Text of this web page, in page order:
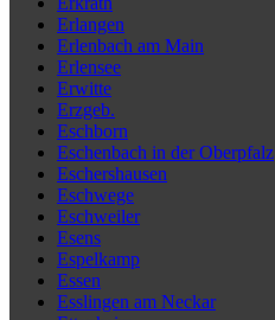
Erlangen
Erlenbach am Main
Erlensee
Erwitte
Erzgeb.
Eschborn
Eschenbach in der Oberpfalz
Eschershausen
Eschwege
Eschweiler
Esens
Espelkamp
Essen
Esslingen am Neckar